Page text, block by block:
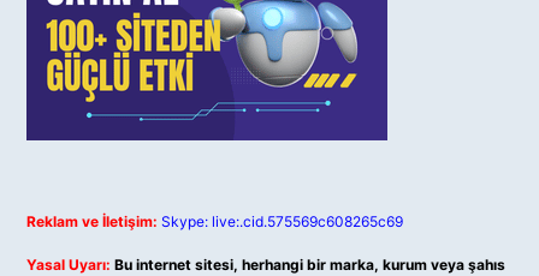
Reklam ve İletişim: Skype: live:.cid.575569c608265c69
Yasal Uyarı: Bu internet sitesi, herhangi bir marka, kurum veya şahıs